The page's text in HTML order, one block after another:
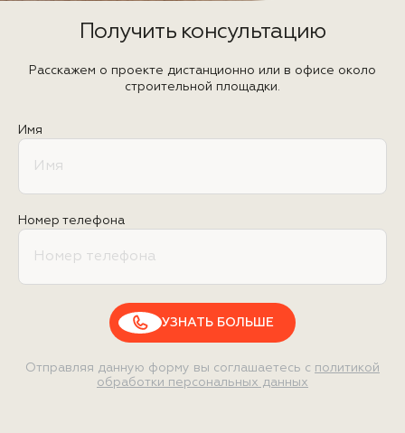
Получить консультацию
Расскажем о проекте дистанционно или в офисе около
строительной площадки.
Имя
Номер телефона
УЗНАТЬ БОЛЬШЕ
Отправляя данную форму вы соглашаетесь с политикой
обработки персональных данных